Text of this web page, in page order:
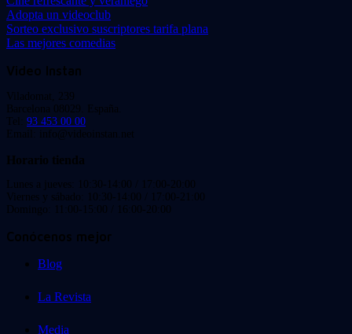
Adopta un videoclub
Sorteo exclusivo suscriptores tarifa plana
Las mejores comedias
Video Instan
Viladomat, 239
Barcelona 08029. España.
Tel: 93 453 00 00
Email: info@videoinstan.net
Horario tienda
Lunes a jueves: 10:30-14:00 / 17:00-20:00
Viernes y sábado: 10:30-14:00 / 17:00-21:00
Domingo: 11:00-15:00 / 16:00-20:00
Conócenos mejor
Blog
La Revista
Media